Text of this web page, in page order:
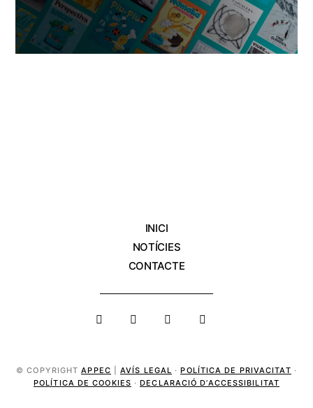
INICI
NOTÍCIES
CONTACTE
© COPYRIGHTAPPEC |AVÍS LEGAL ·POLÍTICA DE PRIVACITAT ·
POLÍTICA DE COOKIES ·DECLARACIÓ D’ACCESSIBILITAT